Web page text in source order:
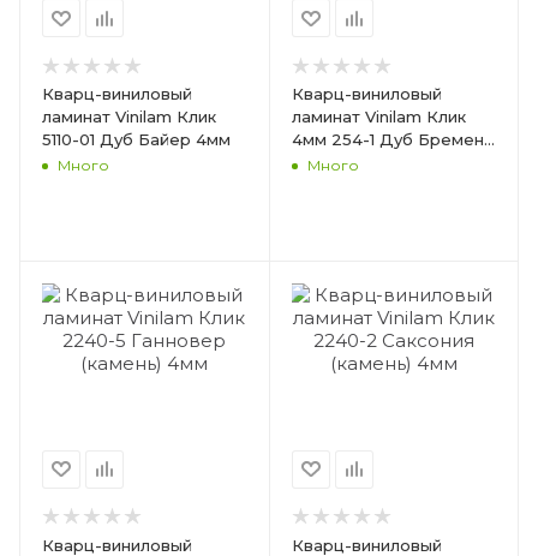
Кварц-виниловый
ламинат Vinilam Клик
5110-01 Дуб Байер 4мм
Много
Кварц-виниловый
ламинат Vinilam Клик
4мм 254-1 Дуб Бремен
4ммМного
Кварц-виниловый
Кварц-виниловый